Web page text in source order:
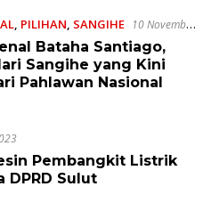
, PILIHAN, SANGIHE
10 November
Bataha Santiago,
Sangihe yang Kini
Pahlawan Nasional
Pembangkit Listrik
DPRD Sulut